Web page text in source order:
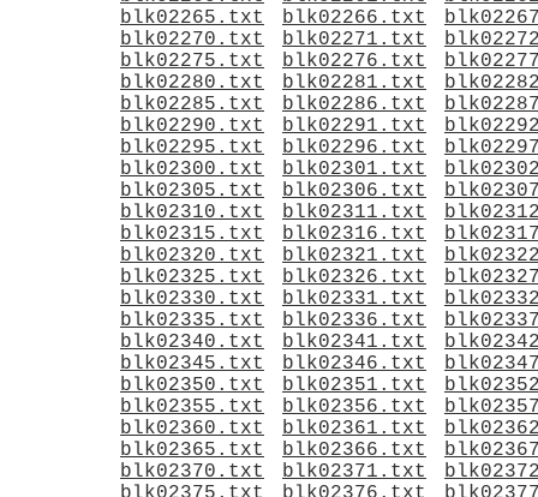
blk02265.txt
blk02266.txt
blk02270.txt
blk02271.txt
blk02275.txt
blk02276.txt
blk02280.txt
blk02281.txt
blk02285.txt
blk02286.txt
blk02290.txt
blk02291.txt
blk02295.txt
blk02296.txt
blk02300.txt
blk02301.txt
blk02305.txt
blk02306.txt
blk02310.txt
blk02311.txt
blk02315.txt
blk02316.txt
blk02320.txt
blk02321.txt
blk02325.txt
blk02326.txt
blk02330.txt
blk02331.txt
blk02335.txt
blk02336.txt
blk02340.txt
blk02341.txt
blk02345.txt
blk02346.txt
blk02350.txt
blk02351.txt
blk02355.txt
blk02356.txt
blk02360.txt
blk02361.txt
blk02365.txt
blk02366.txt
blk02370.txt
blk02371.txt